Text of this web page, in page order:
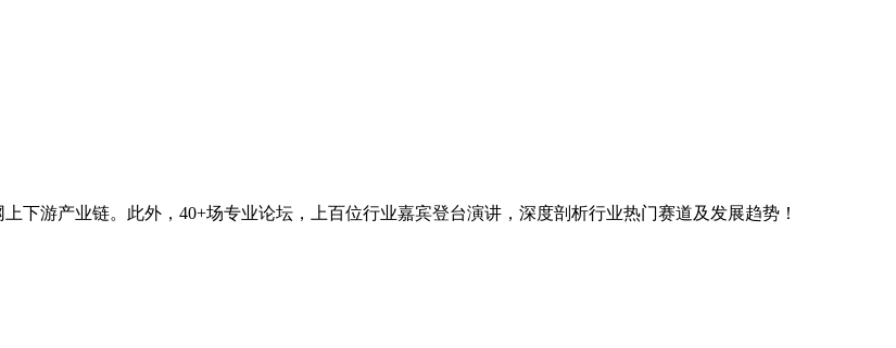
下游产业链。此外，40+场专业论坛，上百位行业嘉宾登台演讲，深度剖析行业热门赛道及发展趋势！